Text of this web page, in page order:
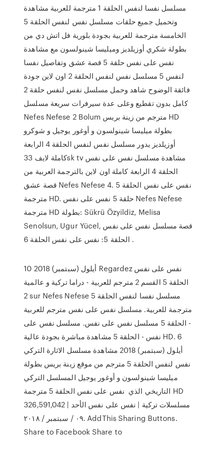
مسلسل نفسا لنفس الحلقة 1 مترجمة للعربية مشاهدة
وتحميل جميع حلقات مسلسل نفس لنفس الحلقة 5
الخامسة مترجمة للعربية بجودة بلورية فل اتش دي من
بطولة شكري أوزيلديز وميليسا شينولسون مع مشاهدة
نفس على نفس حلقة 5 قصة عشق وتفاصيل نفسا
لنفس 5 مسلسل نفس لنفس الحلقة 2 اون لاين جودة
فائقة الوضوح شاهد وحمل مسلسل نفس لنفس حلقة 2
كامل بدون تقطيع وعلى عدة سيرفرات سريعة مسلسل
Nefes Nefese 2 Bolum مترجم من زينة بريس HD
بطولة ميليسا شينولسون و أوغور يوجيل و شوكرو
أوزيلديز يدور مسلسل نفس لنفس الحلقة 4 الرابعة
كاملة لايف 33sk tv مشاهدة مسلسل نفس على نفس
الحلقة 4 الرابعة كاملة اون لاين بالترجمة العربية من
قصة عشق Nefes Nefese 4. نفس على نفس الحلقة 5
مترجمة HD. حلقة 5 نفس على نفس Nefes Nefese
مترجمة HD بطولة: Sükrü Özyildiz, Melisa
Senolsun, Ugur Yücel, قصة مسلسل نفس على نفس
الحلقة 5: نفس على نفس الحلقة 6 .
10 أيلول (سبتمبر) 2018 Regardez نفس على نفس
الحلقة 5 القسم 2 مترجم للعربية - دراما تركية و عالمية
2 sur Nefes Nefese مسلسل نفسا لنفس الحلقة 5
مترجمة للعربية. مسلسل نفس على نفس مترجم للعربية
- الحلقة 5 مسلسل نفس على نفس. مسلسل نفس على
نفس - الحلقة 5 مشاهدة مباشرة بجودة عالية HD. 6
أيلول (سبتمبر) 2018 مشاهدة مسلسل الاثارة التركي
نفس لنفس الحلقة 5 مترجم من موقع زينة بريس بطولة
ميليسا شينولسون و أوغور يوجيل المسلسل التركي
التاريخي الذي نفس على نفس الحلقة 5 مترجمة HD
326,591,042 | مسلسلات تركية | نفس على نفس الأحد
٠٩ / سبتمبر / ٢٠١٨. AddThis Sharing Buttons.
Share to Facebook Share to